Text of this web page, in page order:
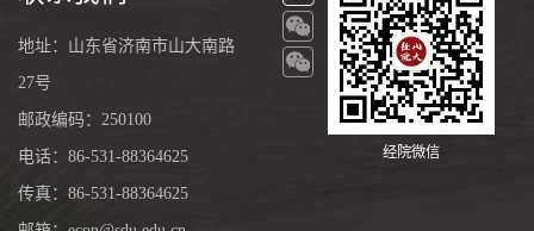
地址：山东省济南市山大南路
27号
邮政编码：250100
电话：86-531-88364625
传真：86-531-88364625
经院微信